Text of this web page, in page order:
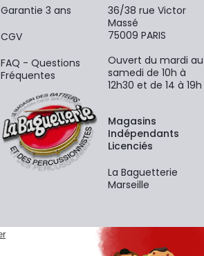
Garantie 3 ans
CGV
FAQ - Questions
Fréquentes
36/38 rue Victor
Massé
75009 PARIS
Ouvert du mardi au
samedi de 10h à
12h30 et de 14 à 19h
Magasins
Indépendants
Licenciés
La Baguetterie
Marseille